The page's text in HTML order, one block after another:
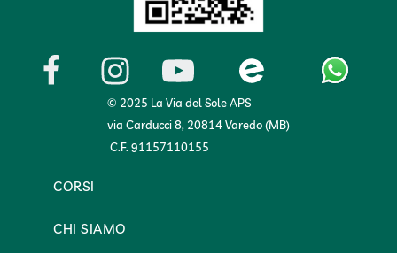
© 2025 La Via del Sole APS
via Carducci 8, 20814 Varedo (MB)
C.F. 91157110155
CORSI
CHI SIAMO